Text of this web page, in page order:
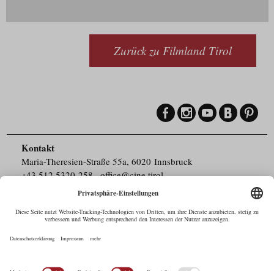
Zurück zu Filmland Tirol
Kontakt
Maria-Theresien-Straße 55a, 6020 Innsbruck
+43.512.5320-258,office@cine.tirol
Barrierefreiheit
Pressebereich
Datenschutz
Commercials in Tirol
Drehorte in Tirol